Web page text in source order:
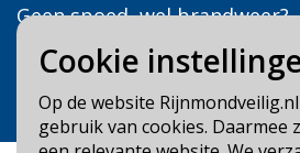
Cookie
Op de website
gebruik van cookies. Daarmee
Geen spoed, wel brandweer?
Bel
Veilig Leven?
Bel 0900-8387